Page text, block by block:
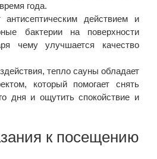
года.
действием и
бактерии на поверхности
чему улучшается качество
тепло сауны обладает
который помогает снять
дня и ощутить спокойствие и
к посещению